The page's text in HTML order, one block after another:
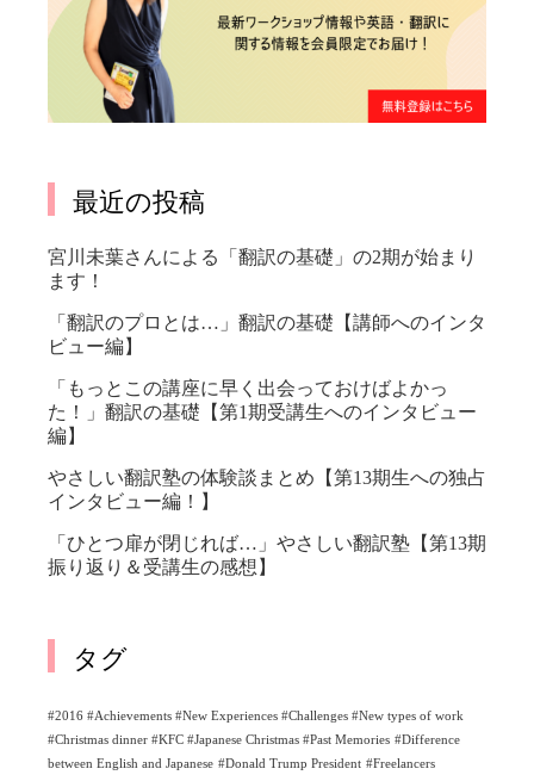
最近の投稿
宮川未葉さんによる「翻訳の基礎」の2期が始まり
ます！
「翻訳のプロとは…」翻訳の基礎【講師へのインタ
ビュー編】
「もっとこの講座に早く出会っておけばよかっ
た！」翻訳の基礎【第1期受講生へのインタビュー
編】
やさしい翻訳塾の体験談まとめ【第13期生への独占
インタビュー編！】
「ひとつ扉が閉じれば…」やさしい翻訳塾【第13期
振り返り＆受講生の感想】
タグ
#2016 #Achievements #New Experiences #Challenges #New types of work
#Christmas dinner #KFC #Japanese Christmas #Past Memories #Difference
between English and Japanese #Donald Trump President #Freelancers